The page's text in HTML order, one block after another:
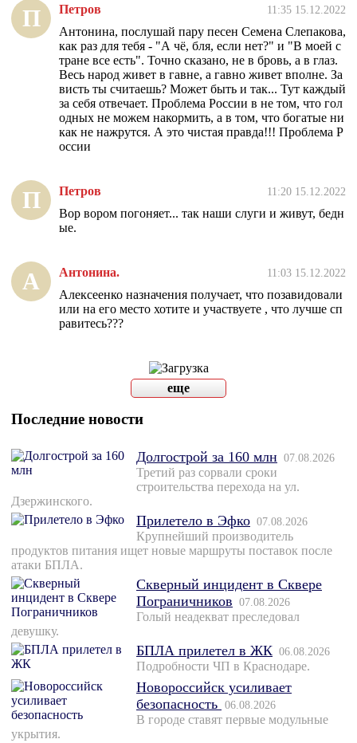
П Петров 11:35 15.12.2022
Антонина, послушай пару песен Семена Слепакова,
как раз для тебя - "А чё, бля, если нет?" и "В моей с
тране все есть". Точно сказано, не в бровь, а в глаз.
Весь народ живет в гавне, а гавно живет вполне. За
висть ты считаешь? Может быть и так... Тут каждый
за себя отвечает. Проблема России в не том, что гол
одных не можем накормить, а в том, что богатые ни
как не нажрутся. А это чистая правда!!! Проблема Р
оссии
П Петров 11:20 15.12.2022
Вор вором погоняет... так наши слуги и живут, бедн
ые.
А Антонина. 11:03 15.12.2022
Алексеенко назначения получает, что позавидовали
или на его место хотите и участвуете , что лучше сп
равитесь???
еще
Последние новости
Долгострой за 160 млн 07.08.2026
Третий раз сорвали сроки
строительства перехода на ул.
Дзержинского.
Прилетело в Эфко 07.08.2026
Крупнейший производитель
продуктов питания ищет новые маршруты поставок после
атаки БПЛА.
Скверный инцидент в Сквере
Пограничников 07.08.2026
Голый неадекват преследовал
девушку.
БПЛА прилетел в ЖК 06.08.2026
Подробности ЧП в Краснодаре.
Новороссийск усиливает
безопасность 06.08.2026
В городе ставят первые модульные
укрытия.